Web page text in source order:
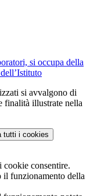
si occupa della
si avvalgono di
finalità illustrate nella
tutti i cookies
cookie consentire.
il funzionamento della